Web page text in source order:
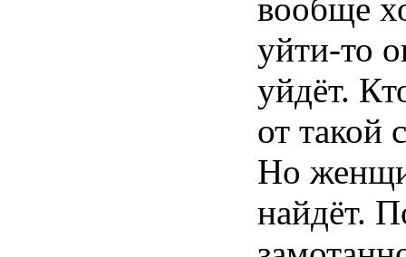
вообще
уйти-то
уйдёт.
от такой
Но
найдёт.